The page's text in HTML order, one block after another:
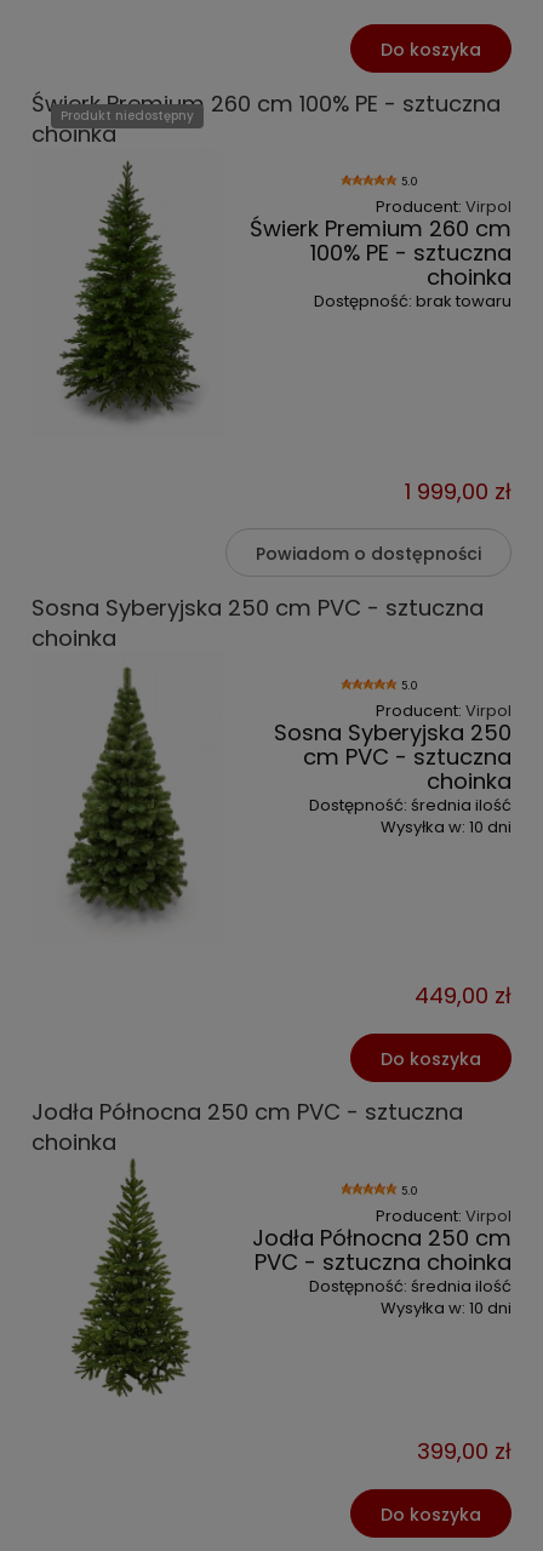
Do koszyka
Świerk Premium 260 cm 100% PE - sztuczna
choinka
5.0
Producent: Virpol
Świerk Premium 260 cm
100% PE - sztuczna
choinka
Dostępność: brak towaru
1 999,00 zł
Powiadom o dostępności
Produkt niedostępny
Sosna Syberyjska 250 cm PVC - sztuczna
choinka
5.0
Producent: Virpol
Sosna Syberyjska 250
cm PVC - sztuczna
choinka
Dostępność: średnia ilość
Wysyłka w: 10 dni
449,00 zł
Do koszyka
Jodła Północna 250 cm PVC - sztuczna
choinka
5.0
Producent: Virpol
Jodła Północna 250 cm
PVC - sztuczna choinka
Dostępność: średnia ilość
Wysyłka w: 10 dni
399,00 zł
Do koszyka